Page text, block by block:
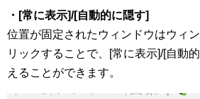
・[常に表示]/[自動的に隠す]
位置が固定されたウィンドウはウィ
リックすることで、[常に表示]/[自動
えることができます。